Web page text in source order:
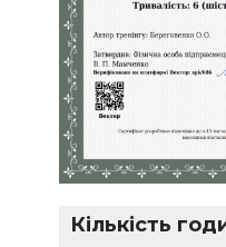
Кількість